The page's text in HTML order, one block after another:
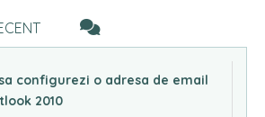
configurezi o adresa de email
2010